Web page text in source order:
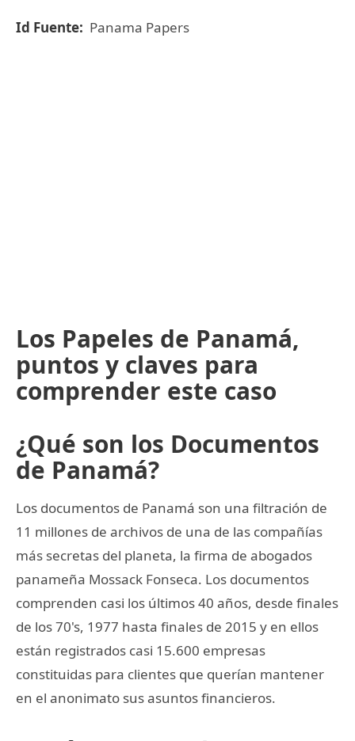
Id Fuente: Panama Papers
Los Papeles de Panamá,
puntos y claves para
comprender este caso
¿Qué son los Documentos
de Panamá?
Los documentos de Panamá son una filtración de
11 millones de archivos de una de las compañías
más secretas del planeta, la firma de abogados
panameña Mossack Fonseca. Los documentos
comprenden casi los últimos 40 años, desde finales
de los 70's, 1977 hasta finales de 2015 y en ellos
están registrados casi 15.600 empresas
constituidas para clientes que querían mantener
en el anonimato sus asuntos financieros.